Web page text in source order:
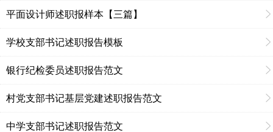
平面设计师述职报样本【三篇】
学校支部书记述职报告模板
银行纪检委员述职报告范文
村党支部书记基层党建述职报告范文
中学支部书记述职报告范文